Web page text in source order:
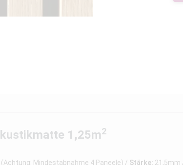
1,25m2
(Achtung: Mindestabnahme 4 Paneele) / Stärke: